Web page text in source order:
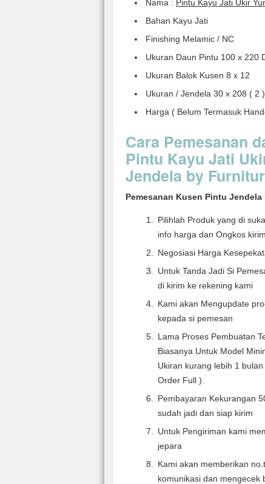
Nama : Pintu Kayu Jati Ukir
Bahan Kayu Jati
Finishing Melamic / NC
Ukuran Daun Pintu 100 x 220
Ukuran Balok Kusen 8 x 12
Ukuran / Jendela 30 x 208 ( 2
Harga ( Belum Termasuk
Cara Pemesanan
Pintu Kayu Jati
Jendela by
Pemesanan Kusen Pintu Jendela
Pilihlah Produk yang di
info harga dan Ongkos
Negosiasi Harga
Untuk Tanda Jadi Si
di kirim ke rekening kami
Kami akan Mengupdate
kepada si pemesan
Lama Proses Pembuatan
Biasanya Untuk Model
Ukiran kurang lebih 1
Order Full ).
Pembayaran Kekurangan
sudah jadi dan siap kirim
Untuk Pengiriman kami
jepara
Kami akan memberikan
komunikasi dan mengecek